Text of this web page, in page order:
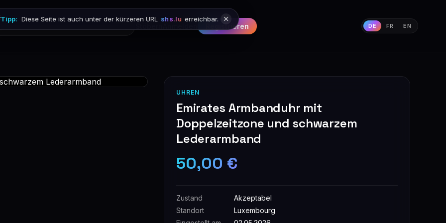
Registrieren DE FR EN
Tipp: Diese Seite ist auch unter der kürzeren URL shs.lu erreichbar.
UHREN
Emirates Armbanduhr mit
Doppelzeitzone und schwarzem
Lederarmband
50,00 €
Zustand
Akzeptabel
Standort
Luxembourg